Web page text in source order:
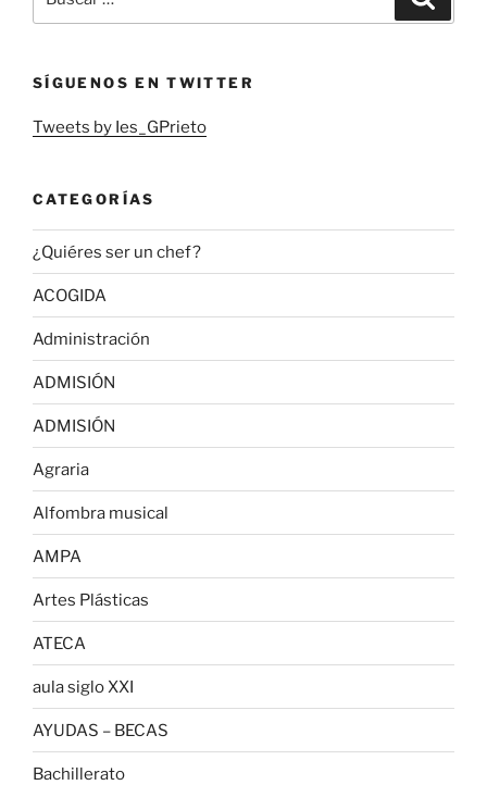
por:
SÍGUENOS EN TWITTER
Tweets by Ies_GPrieto
CATEGORÍAS
¿Quiéres ser un chef?
ACOGIDA
Administración
ADMISIÓN
ADMISIÓN
Agraria
Alfombra musical
AMPA
Artes Plásticas
ATECA
aula siglo XXI
AYUDAS – BECAS
Bachillerato